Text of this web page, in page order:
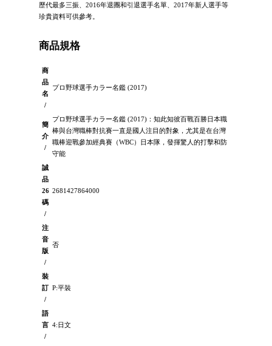
歷代最多三振、2016年退團和引退選手名單、2017年新人選手等
珍貴資料可供參考。
商品規格
商
品
名
/
プロ野球選手カラー名鑑 (2017)
簡
介
/
プロ野球選手カラー名鑑 (2017)：知此知彼百戰百勝日本職
棒與台灣職棒對抗賽一直是國人注目的對象，尤其是在台灣
職棒迎戰參加經典賽（WBC）日本隊，發揮驚人的打擊和防
守能
誠
品
26
碼
/
2681427864000
注
音
版
/
否
裝
訂
/
P:平裝
語
言
/
4:日文